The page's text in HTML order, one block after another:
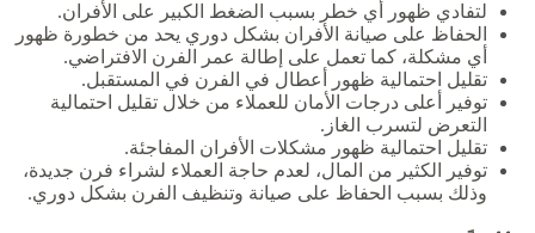
لتفادي ظهور أي خطر بسبب الضغط الكبير على الأفران.
الحفاظ على صيانة الأفران بشكل دوري يحد من خطورة ظهور
أي مشكلة، كما تعمل على إطالة عمر الفرن الافتراضي.
تقليل احتمالية ظهور أعطال في الفرن في المستقبل.
توفير أعلى درجات الأمان للعملاء من خلال تقليل احتمالية
التعرض لتسرب الغاز.
تقليل احتمالية ظهور مشكلات الأفران المفاجئة.
توفير الكثير من المال، لعدم حاجة العملاء لشراء فرن جديدة،
وذلك بسبب الحفاظ على صيانة وتنظيف الفرن بشكل دوري.